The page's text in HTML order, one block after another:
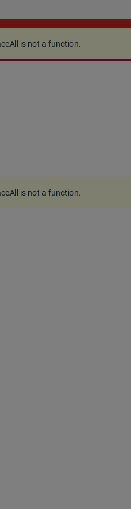
w.replaceAll is not a
is not a function.
is not a function.